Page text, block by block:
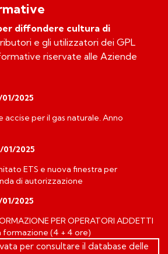
diffondere cultura di
e gli utilizzatori dei GPL
riservate alle Aziende
2025
accise per il gas naturale. Anno
2025
ETS e nuova finestra per
di autorizzazione
2025
PER OPERATORI ADDETTI
formazione (4 + 4 ore)
per consultare il database delle